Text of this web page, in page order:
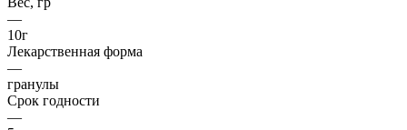
—
10г
Лекарственная форма
—
гранулы
Срок годности
—